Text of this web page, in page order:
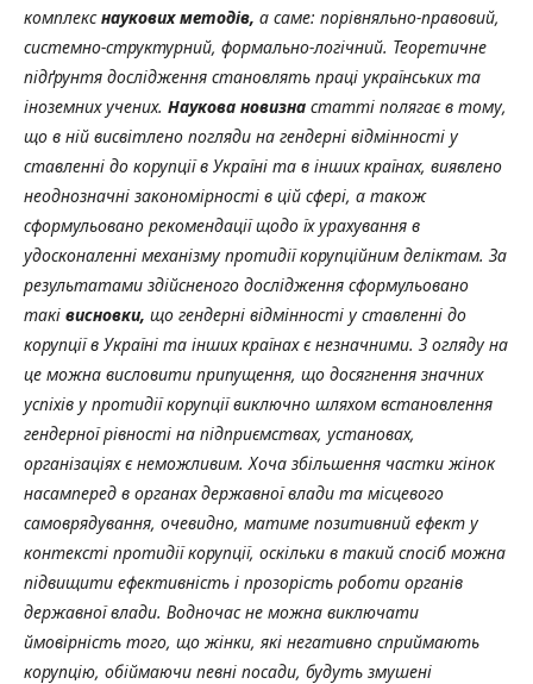
комплекснаукових методів, а саме: порівняльно-правовий,
системно-структурний, формально-логічний. Теоретичне
підґрунтя дослідження становлять праці українських та
іноземних учених. Наукова новизна статті полягає в тому,
що в ній висвітлено погляди на гендерні відмінності у
ставленні до корупції в Україні та в інших країнах, виявлено
неоднозначні закономірності в цій сфері, а також
сформульовано рекомендації щодо їх урахування в
удосконаленні механізму протидії корупційним деліктам. За
результатами здійсненого дослідження сформульовано
такі висновки, що гендерні відмінності у ставленні до
корупції в Україні та інших країнах є незначними. З огляду на
це можна висловити припущення, що досягнення значних
успіхів у протидії корупції виключно шляхом встановлення
гендерної рівності на підприємствах, установах,
організаціях є неможливим. Хоча збільшення частки жінок
насамперед в органах державної влади та місцевого
самоврядування, очевидно, матиме позитивний ефект у
контексті протидії корупції, оскільки в такий спосіб можна
підвищити ефективність і прозорість роботи органів
державної влади. Водночас не можна виключати
ймовірність того, що жінки, які негативно сприймають
корупцію, обіймаючи певні посади, будуть змушені